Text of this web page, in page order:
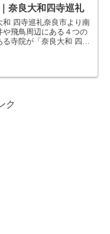
奈良大和四寺巡礼
和 四寺巡礼奈良市より南
や飛鳥周辺にある４つの
る寺院が「奈良大和 四
寺とも飛鳥～奈良時代に
です。長...
ク